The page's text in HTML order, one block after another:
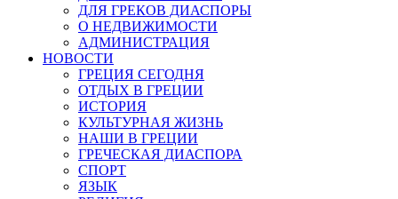
ДЛЯ ГРЕКОВ ДИАСПОРЫ
О НЕДВИЖИМОСТИ
АДМИНИСТРАЦИЯ
НОВОСТИ
ГРЕЦИЯ СЕГОДНЯ
ОТДЫХ В ГРЕЦИИ
ИСТОРИЯ
КУЛЬТУРНАЯ ЖИЗНЬ
НАШИ В ГРЕЦИИ
ГРЕЧЕСКАЯ ДИАСПОРА
СПОРТ
ЯЗЫК